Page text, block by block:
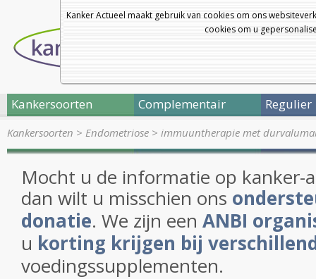
Kanker Actueel maakt gebruik van cookies om ons
cookies om u
Kankersoorten Complementair Regulier
Kankersoorten > Endometriose > immuuntherapie met
Mocht u de informatie op kanker-
dan wilt u misschien ons
donatie. We zijn een ANBI
u korting krijgen bij
voedingssupplementen.